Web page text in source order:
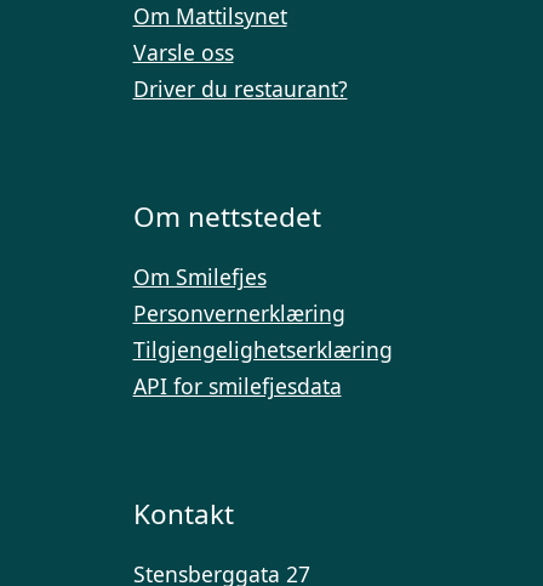
Om Mattilsynet
Varsle oss
Driver du restaurant?
Om nettstedet
Om Smilefjes
Personvernerklæring
Tilgjengelighetserklæring
API for smilefjesdata
Kontakt
Stensberggata 27